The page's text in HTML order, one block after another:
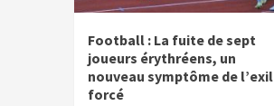
Football : La fuite de sept
joueurs érythréens, un
nouveau symptôme de l’exil
forcé